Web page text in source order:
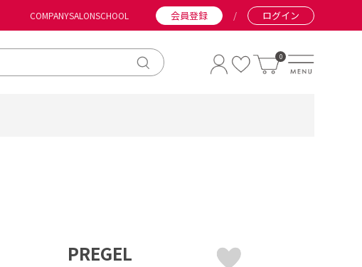
COMPANYSALONSCHOOL 会員登録 / ログイン
0
PREGEL